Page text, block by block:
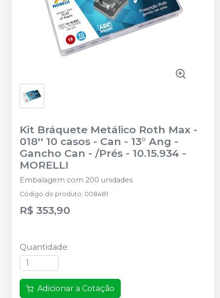
Kit Bráquete Metálico Roth Max -
018'' 10 casos - Can - 13° Ang -
Gancho Can - /Prés - 10.15.934 -
MORELLI
Embalagem com 200 unidades
Código do produto: 008481
R$ 353,90
Quantidade:
Adicionar a Cotação